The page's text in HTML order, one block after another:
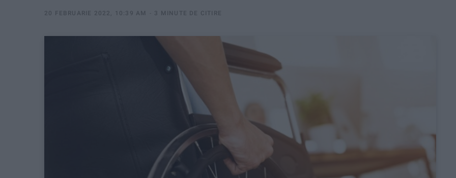
20 FEBRUARIE 2022, 10:39 AM 3 MINUTE DE CITIRE